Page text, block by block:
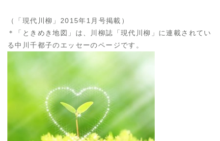
（「現代川柳」2015年1月号掲載）
＊「ときめき地図」は、川柳誌「現代川柳」に連載されてい
る中川千都子のエッセーのページです。